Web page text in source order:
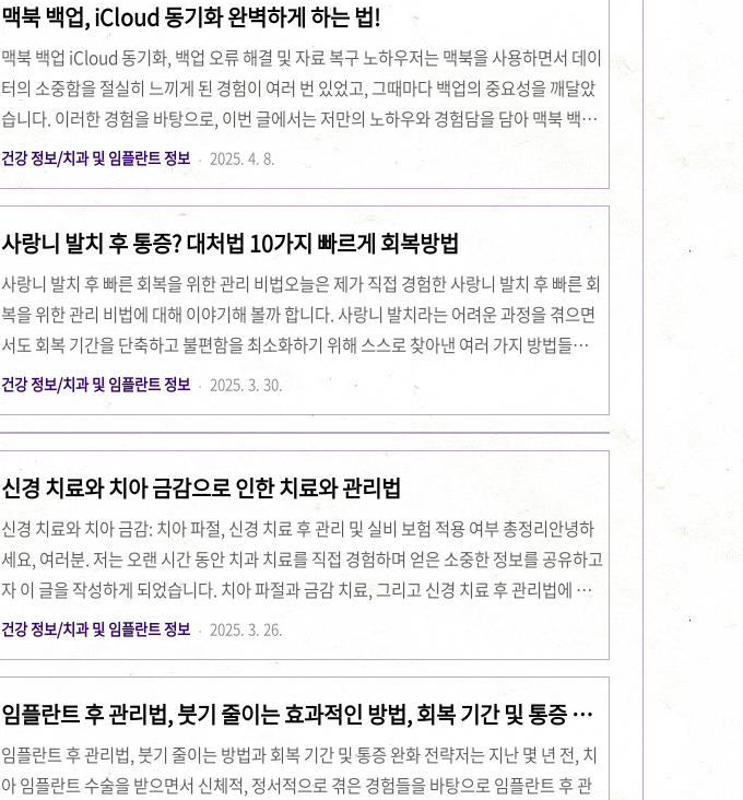
비 임플란트 선택법 상세가기 저가 임플란트 비교 알아보기저렴하면서도 ..
맥북 백업, iCloud 동기화 완벽하게 하는 법!
맥북 백업 iCloud 동기화, 백업 오류 해결 및 자료 복구 노하우저는 맥북을 사용하면서 데이
터의 소중함을 절실히 느끼게 된 경험이 여러 번 있었고, 그때마다 백업의 중요성을 깨달았
습니다. 이러한 경험을 바탕으로, 이번 글에서는 저만의 노하우와 경험담을 담아 맥북 백업
에 관한 완벽 가이드를 제공하고자 합니다. 맥북 사용자라면 누구나 한번쯤은 겪게 되는
iCloud 동기화의 불안감, 예상치 못한 백업 오류, 그리고 소중한 자료를 잃어버리는 고통에
대해 자세히 다루겠습니다. 이번 글을 통해 여러분도 안정적인 백업 관리와 데이터 복구의
길을 열어보시길 바랍니다. 📌 맥북 백업 완전정복 상세 바로가기 iCloud 동기화 방법맥
북을 iCloud와 동기화하는 과정은 처음에는 다소 어렵고 복잡하게 느껴질 ..
건강 정보/치과 및 임플란트 정보 2025. 4. 8.
사랑니 발치 후 통증? 대처법 10가지 빠르게 회복방법
사랑니 발치 후 빠른 회복을 위한 관리 비법오늘은 제가 직접 경험한 사랑니 발치 후 빠른 회
복을 위한 관리 비법에 대해 이야기해 볼까 합니다. 사랑니 발치라는 어려운 과정을 겪으면
서도 회복 기간을 단축하고 불편함을 최소화하기 위해 스스로 찾아낸 여러 가지 방법들이
있었는데, 그 경험을 바탕으로 여러분께 도움이 될 만한 정보를 나누고자 합니다. 발치 후
초기 관리부터 일상생활 복귀까지 제가 직접 시도해본 꼼꼼한 관리법과 생활 습관, 그리고
회복을 촉진하는 음식들까지 모두 담아내려고 합니다. 저와 같은 고민을 하시는 분들에게
조금이나마 희망과 도움이 되기를 바라는 마음에서 이 글을 작성하게 되었습니다. 사랑니
발치 후 항생제 복용법 사랑니 발치 후 대처법사랑니 발치 후 첫 몇 시간은 특히 중요합니
다..
건강 정보/치과 및 임플란트 정보 2025. 3. 30.
신경 치료와 치아 금감으로 인한 치료와 관리법
신경 치료와 치아 금감: 치아 파절, 신경 치료 후 관리 및 실비 보험 적용 여부 총정리안녕하
세요, 여러분. 저는 오랜 시간 동안 치과 치료를 직접 경험하며 얻은 소중한 정보를 공유하고
자 이 글을 작성하게 되었습니다. 치아 파절과 금감 치료, 그리고 신경 치료 후 관리법에 대
해 제 경험을 바탕으로 상세하게 풀어보겠습니다. 이 글에서는 제 개인적인 경험과 함께 신
문제로 고생하시고 계신 분들이 많으실 텐데요, 특히 치아 파절로 급하게 병원을 찾게 된 경
우나 신경 치료 후 올바른 관리법에 대해 걱정이 많으신 분들에게 유익한 정보가 될 것입니
다. 오늘 저는 저 자신이 겪은 생생한 경험과 함께 실비 보험이 어떻게 적용되는지도..
건강 정보/치과 및 임플란트 정보 2025. 3. 26.
임플란트 후 관리법, 붓기 줄이는 효과적인 방법, 회복 기간 및 통증 완
화
임플란트 후 관리법, 붓기 줄이는 방법과 회복 기간 및 통증 완화 전략저는 지난 몇 년 전, 치
아 임플란트 수술을 받으면서 신체적, 정서적으로 겪은 경험들을 바탕으로 임플란트 후 관